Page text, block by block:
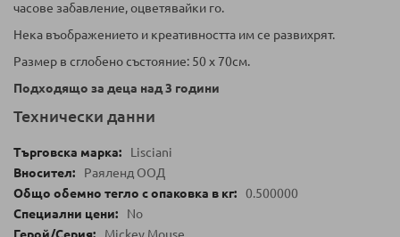
часове забавление, оцветявайки го.
Нека въображението и креативността им се развихрят.
Размер в сглобено състояние: 50 х 70см.
Подходящо за деца над 3 години
Технически данни
Lisciani
Раяленд ООД
0.500000
No